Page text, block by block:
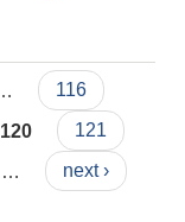
116
120
121
next ›